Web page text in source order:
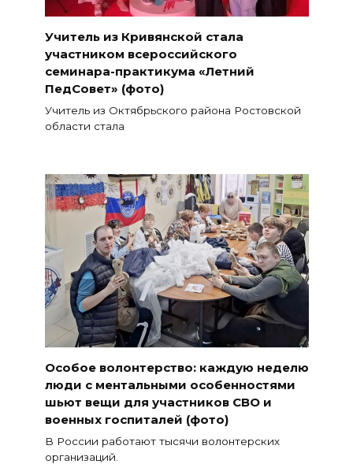
Учитель из Кривянской стала
участником всероссийского
семинара-практикума «Летний
ПедСовет» (фото)
Учитель из Октябрьского района Ростовской
области стала
Особое волонтерство: каждую неделю
люди с ментальными особенностями
шьют вещи для участников СВО и
военных госпиталей (фото)
В России работают тысячи волонтерских
организаций.